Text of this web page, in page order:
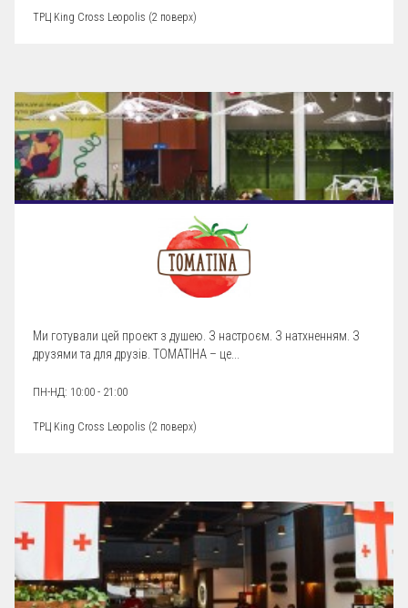
ТРЦ King Cross Leopolis (2 поверх)
Ми готували цей проект з душею. З настроєм. З натхненням. З
друзями та для друзів. ТОМАТІНА – це...
ПН-НД: 10:00 - 21:00
ТРЦ King Cross Leopolis (2 поверх)